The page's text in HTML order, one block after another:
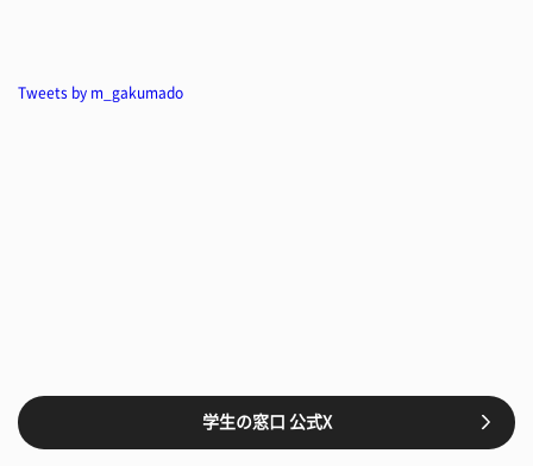
Tweets by m_gakumado
学生の窓口 公式X